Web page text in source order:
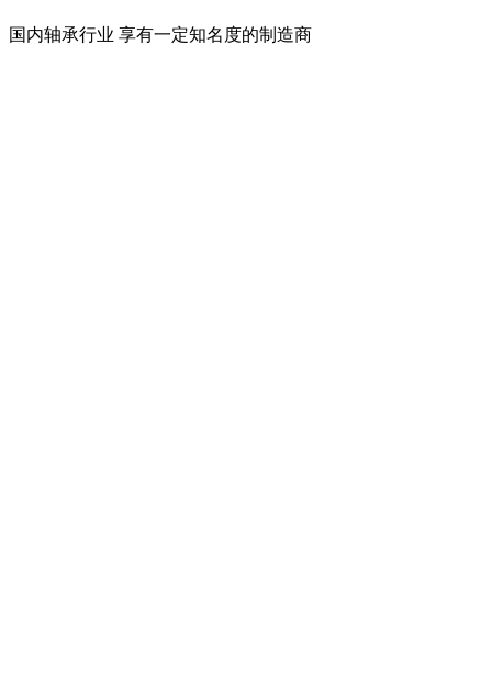
国内轴承行业 享有一定知名度的制造商